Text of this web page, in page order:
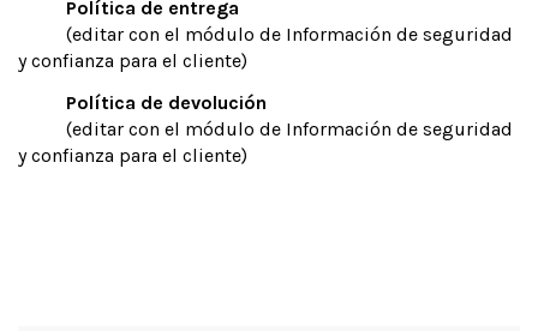
Política de entrega
(editar con el módulo de Información de seguridad
y confianza para el cliente)
Política de devolución
(editar con el módulo de Información de seguridad
y confianza para el cliente)